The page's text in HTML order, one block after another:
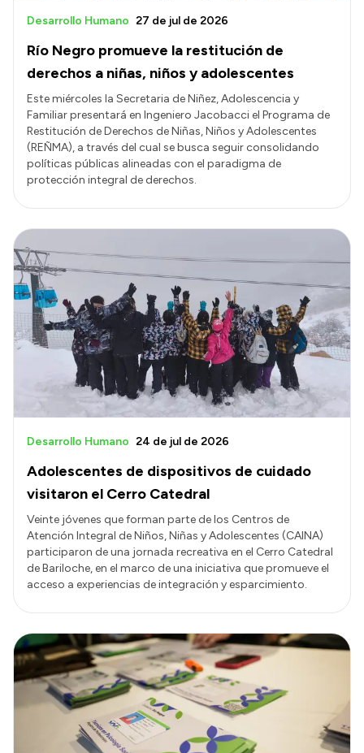
Río Negro promueve la restitución de
derechos a niñas, niños y adolescentes
Desarrollo Humano 27 de jul de 2026
Este miércoles la Secretaria de Niñez, Adolescencia y
Familiar presentará en Ingeniero Jacobacci el Programa de
Restitución de Derechos de Niñas, Niños y Adolescentes
(REÑMA), a través del cual se busca seguir consolidando
políticas públicas alineadas con el paradigma de
protección integral de derechos.
Adolescentes de dispositivos de cuidado
visitaron el Cerro Catedral
Desarrollo Humano 24 de jul de 2026
Veinte jóvenes que forman parte de los Centros de
Atención Integral de Niños, Niñas y Adolescentes (CAINA)
participaron de una jornada recreativa en el Cerro Catedral
de Bariloche, en el marco de una iniciativa que promueve el
acceso a experiencias de integración y esparcimiento.